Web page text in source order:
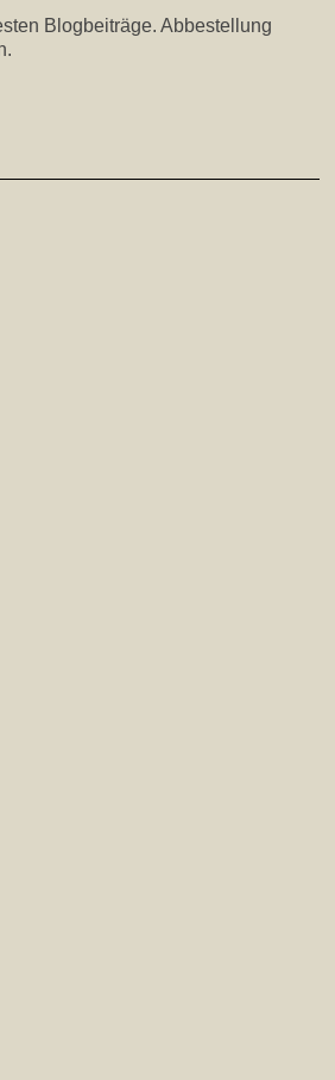
Blogbeiträge. Abbestellung